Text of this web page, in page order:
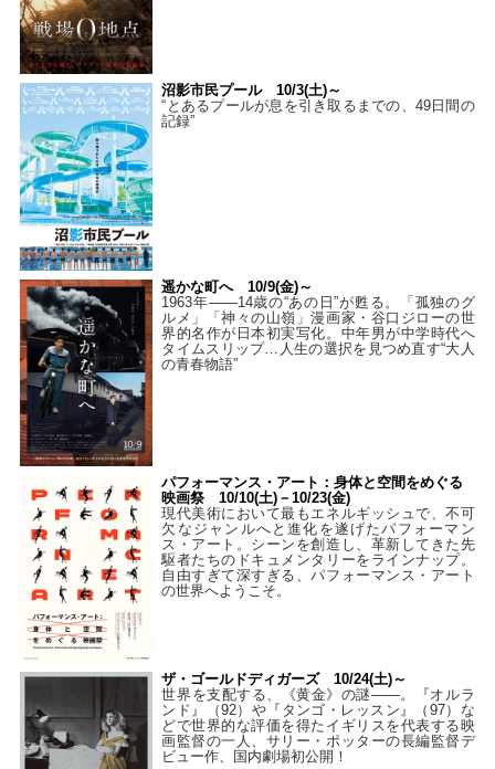
沼影市民プール 10/3(土)～
“とあるプールが息を引き取るまでの、49日間の
記録”
遥かな町へ 10/9(金)～
1963年――14歳の“あの日”が甦る。「孤独のグ
ルメ」「神々の山嶺」漫画家・谷口ジローの世
界的名作が日本初実写化。中年男が中学時代へ
タイムスリップ…人生の選択を見つめ直す“大人
の青春物語”
パフォーマンス・アート：身体と空間をめぐる
映画祭 10/10(土)－10/23(金)
現代美術において最もエネルギッシュで、不可
欠なジャンルへと進化を遂げたパフォーマン
ス・アート。シーンを創造し、革新してきた先
駆者たちのドキュメンタリーをラインナップ。
自由すぎて深すぎる、パフォーマンス・アート
の世界へようこそ。
ザ・ゴールドディガーズ 10/24(土)～
世界を支配する、《黄金》の謎――。『オルラ
ンド』（92）や『タンゴ・レッスン』（97）な
どで世界的な評価を得たイギリスを代表する映
画監督の一人、サリー・ポッターの長編監督デ
ビュー作、国内劇場初公開！